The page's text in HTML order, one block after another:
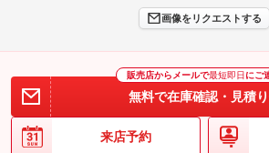
画像をリクエストする
販売店からメールで最短即日 にご
無料で在庫確認・見積
来店予約